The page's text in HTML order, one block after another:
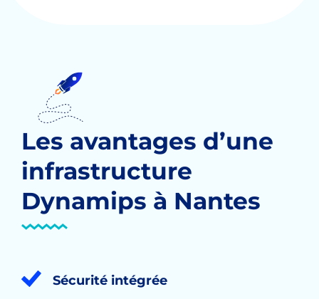
Les avantages d’une
infrastructure
Dynamips à Nantes
Sécurité intégrée